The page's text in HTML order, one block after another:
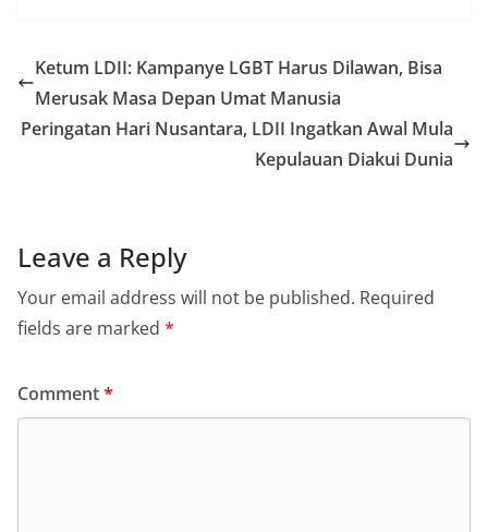
Ketum LDII: Kampanye LGBT Harus Dilawan, Bisa
Merusak Masa Depan Umat Manusia
Peringatan Hari Nusantara, LDII Ingatkan Awal Mula
Kepulauan Diakui Dunia
Leave a Reply
Your email address will not be published. Required
fields are marked *
Comment*